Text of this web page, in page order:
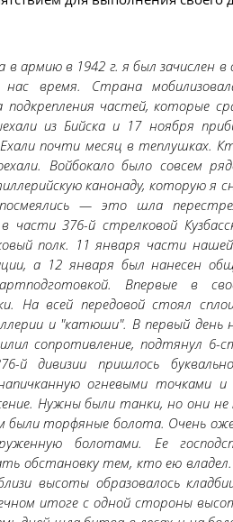
в армию в 1942 г. я был зачислен
время. Страна
подкрепления частей, которые
из Бийска и 17 ноября
почти месяц в теплушках.
Войбокало было совсем
канонаду, которую я
— это шла
в части 376-й стрелковой
полк. 11 января части
а 12 января был нанесен
артподготовкой. Впервые в
На всей передовой стоял
и "катюши". В первый день
сопротивление, подтянул 6-
й дивизии пришлось
огневыми точками
Нужны были танки, но они не
были торфяные болота. Очень
болотами. Ее
обстановку тем, кто ею
высоты образовалось
итоге с одной стороны